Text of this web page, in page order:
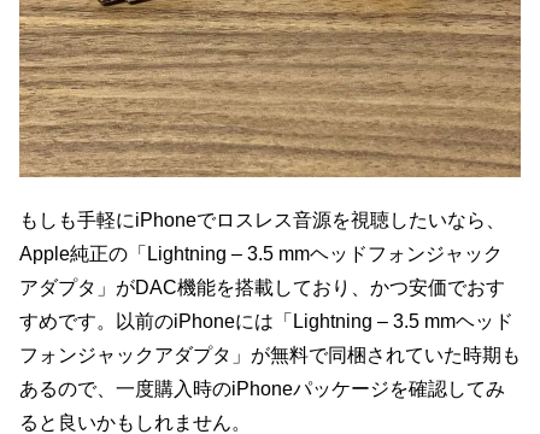
もしも手軽にiPhoneでロスレス音源を視聴したいなら、
Apple純正の「Lightning – 3.5 mmヘッドフォンジャック
アダプタ」がDAC機能を搭載しており、かつ安価でおす
すめです。以前のiPhoneには「Lightning – 3.5 mmヘッド
フォンジャックアダプタ」が無料で同梱されていた時期も
あるので、一度購入時のiPhoneパッケージを確認してみ
ると良いかもしれません。